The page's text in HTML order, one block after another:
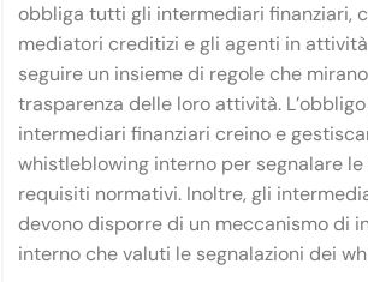
obbliga tutti gli intermediari finanziari,
mediatori creditizi e gli agenti in
seguire un insieme di regole che
trasparenza delle loro attività.
intermediari finanziari creino e
whistleblowing interno per segnalare le
requisiti normativi. Inoltre, gli
devono disporre di un meccanismo di
interno che valuti le segnalazioni dei